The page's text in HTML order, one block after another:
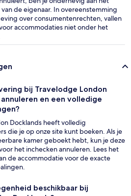
de eigenaar. In overeenstemming
over consumentenrechten, vallen
accommodaties niet onder het
bij Travelodge London
en een volledige
Docklands heeft volledig
die je op onze site kunt boeken. Als je
kamer geboekt hebt, kun je deze
het inchecken annuleren. Lees het
de accommodatie voor de exacte
beschikbaar bij